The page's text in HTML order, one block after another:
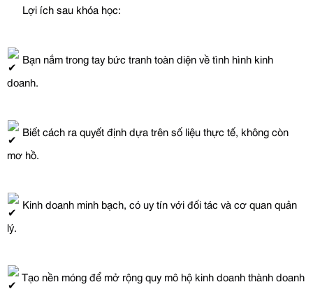
Lợi ích sau khóa học:
Bạn nắm trong tay bức tranh toàn diện về tình hình kinh
doanh.
Biết cách ra quyết định dựa trên số liệu thực tế, không còn
mơ hồ.
Kinh doanh minh bạch, có uy tín với đối tác và cơ quan quản
lý.
Tạo nền móng để mở rộng quy mô hộ kinh doanh thành doanh